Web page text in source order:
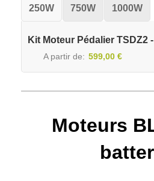
250W 750W 1000W
Kit Moteur Pédalier TSDZ2
A partir de 599,00 €
Moteurs